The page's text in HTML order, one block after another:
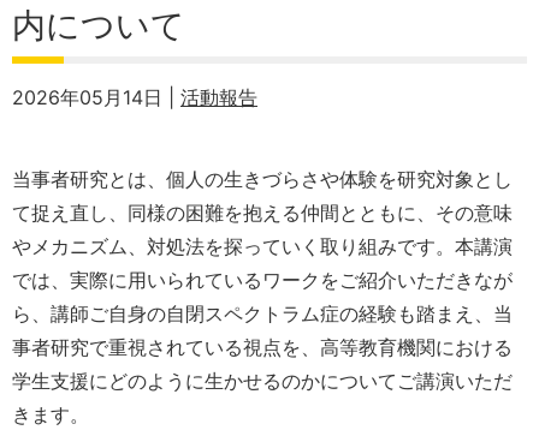
内について
2026年05月14日 | 活動報告
当事者研究とは、個人の生きづらさや体験を研究対象とし
て捉え直し、同様の困難を抱える仲間とともに、その意味
やメカニズム、対処法を探っていく取り組みです。本講演
では、実際に用いられているワークをご紹介いただきなが
ら、講師ご自身の自閉スペクトラム症の経験も踏まえ、当
事者研究で重視されている視点を、高等教育機関における
学生支援にどのように生かせるのかについてご講演いただ
きます。